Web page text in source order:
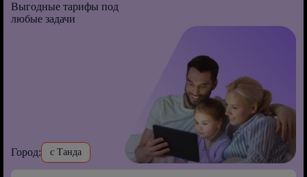
Выгодные тарифы под
любые задачи
Город: с Танда